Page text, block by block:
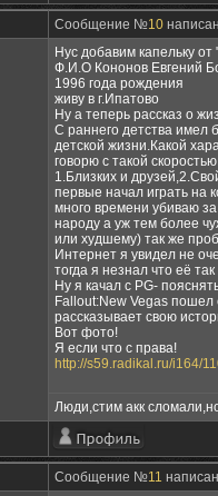
Сообщение №10
Нус добавим капельку от
Ф.И.О Кононов Евгений
1996 года рождения
живу в г.Ипатово
Ну а теперь рассказ о
С раннего детства имел
детской жизни.Какой
говорю с такой
1.Близких и
первые начал играть на
много времени убиваю
народу а уж тем более
или худшему) так же
Интернет я увидел не
тогда я незнал что её
Ну я качал с PG-
Fallout:New Vegas пошел
рассказывает свою
Вот фото!
Я если что с права!
http://s59.radikal.ru/i164/
Люди,стим акк
Сообщение №11